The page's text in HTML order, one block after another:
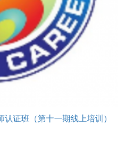
证班（第十一期线上培训）